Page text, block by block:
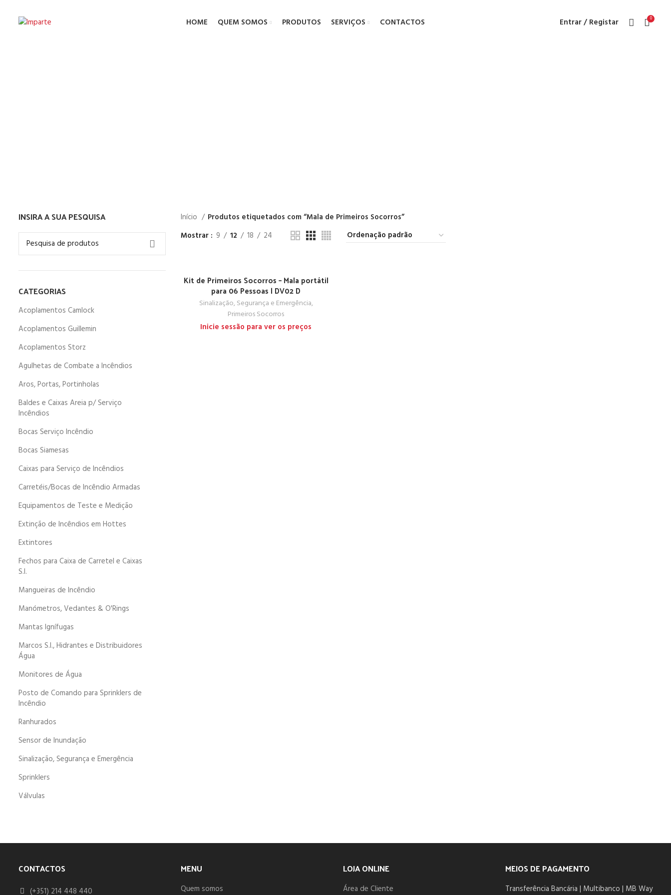
HOME QUEM SOMOS PRODUTOS SERVIÇOS CONTACTOS Entrar / Registar 0
INSIRA A SUA PESQUISA
CATEGORIAS
Acoplamentos Camlock
Acoplamentos Guillemin
Acoplamentos Storz
Agulhetas de Combate a Incêndios
Aros, Portas, Portinholas
Baldes e Caixas Areia p/ Serviço
Incêndios
Bocas Serviço Incêndio
Bocas Siamesas
Caixas para Serviço de Incêndios
Carretéis/Bocas de Incêndio Armadas
Equipamentos de Teste e Medição
Extinção de Incêndios em Hottes
Extintores
Fechos para Caixa de Carretel e Caixas
S.I.
Mangueiras de Incêndio
Manómetros, Vedantes & O'Rings
Mantas Ignífugas
Marcos S.I., Hidrantes e Distribuidores
Água
Monitores de Água
Posto de Comando para Sprinklers de
Incêndio
Ranhurados
Sensor de Inundação
Sinalização, Segurança e Emergência
Sprinklers
Válvulas
Início
Produtos etiquetados com “Mala de Primeiros Socorros”
Mostrar
9 12 18 24
Kit de Primeiros Socorros – Mala portátil
para 06 Pessoas | DV02 D
Sinalização, Segurança e Emergência,
Primeiros Socorros
Inicie sessão para ver os preços
CONTACTOS
(+351) 214 448 440
MENU
Quem somos
LOJA ONLINE
Área de Cliente
MEIOS DE PAGAMENTO
Transferência Bancária | Multibanco | MB Way